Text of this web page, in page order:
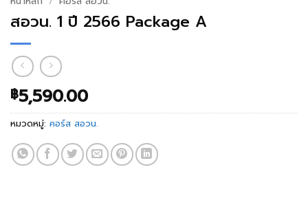
สอวน. 1 ปี 2566 Package A
฿5,590.00
หมวดหมู่: คอร์ส สอวน.